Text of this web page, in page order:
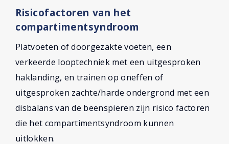
Risicofactoren van het
compartimentsyndroom
Platvoeten of doorgezakte voeten, een
verkeerde looptechniek met een uitgesproken
haklanding, en trainen op oneffen of
uitgesproken zachte/harde ondergrond met een
disbalans van de beenspieren zijn risico factoren
die het compartimentsyndroom kunnen
uitlokken.